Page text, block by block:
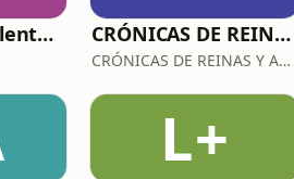
Hackers del Talento con Ricardo Pineda CRÓNICAS DE REINAS Y ASESINAS
CRÓNICAS DE REINAS Y ASESINAS
L+